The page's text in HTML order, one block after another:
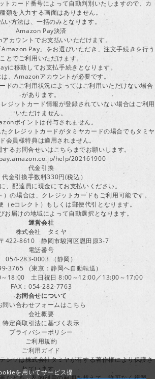
トカード番号によって自動判別いたしますので、カ
類を入力する画面はありません。
い方法は、一括のみとなります。
Amazon Pay決済
アカウントでお支払いいただけます。
Pay」をお選びいただき、注文手続きを行う
ことでご利用いただけます。
に移動してお支払手続きとなります。
、Amazonアカウントが必要です。
ドのご利用状況によってはご利用いただけない場合
があります。
ジットカード情報が登録されていない場合はご利用
いただけません。
ポイントは付与されません。
クレジットカードがタミヤカードの場合でもタミヤ
会員様特典は適用されません。
るお問合せいはこちらまでお願いします。
help/202161900
代金引換
代金引換手数料330円(税込）
、配達員に現金にてお支払いください。
の場合は、クレジットカードもご利用可能です。
（eコレクト）もしくは郵便代引となります。
届けの地域によって自動選択となります。
運営会社
株式会社 タミヤ
422-8610 静岡市駿河区恩田原3-7
電話番号
054-283-0003 （静岡）
3765 （東京：静岡へ自動転送）
～18:00 土日祝日 8:00～12:00／13:00～17:00
FAX：054-282-7763
お問合せについて
問い合わせフォームはこちら
会社概要
特定商取引法に基づく表示
プライバシーポリシー
ご利用規約
ご利用ガイド
ンツは株式会社タミヤが有する著作権により保護さ
れています。
を用いてサービス提